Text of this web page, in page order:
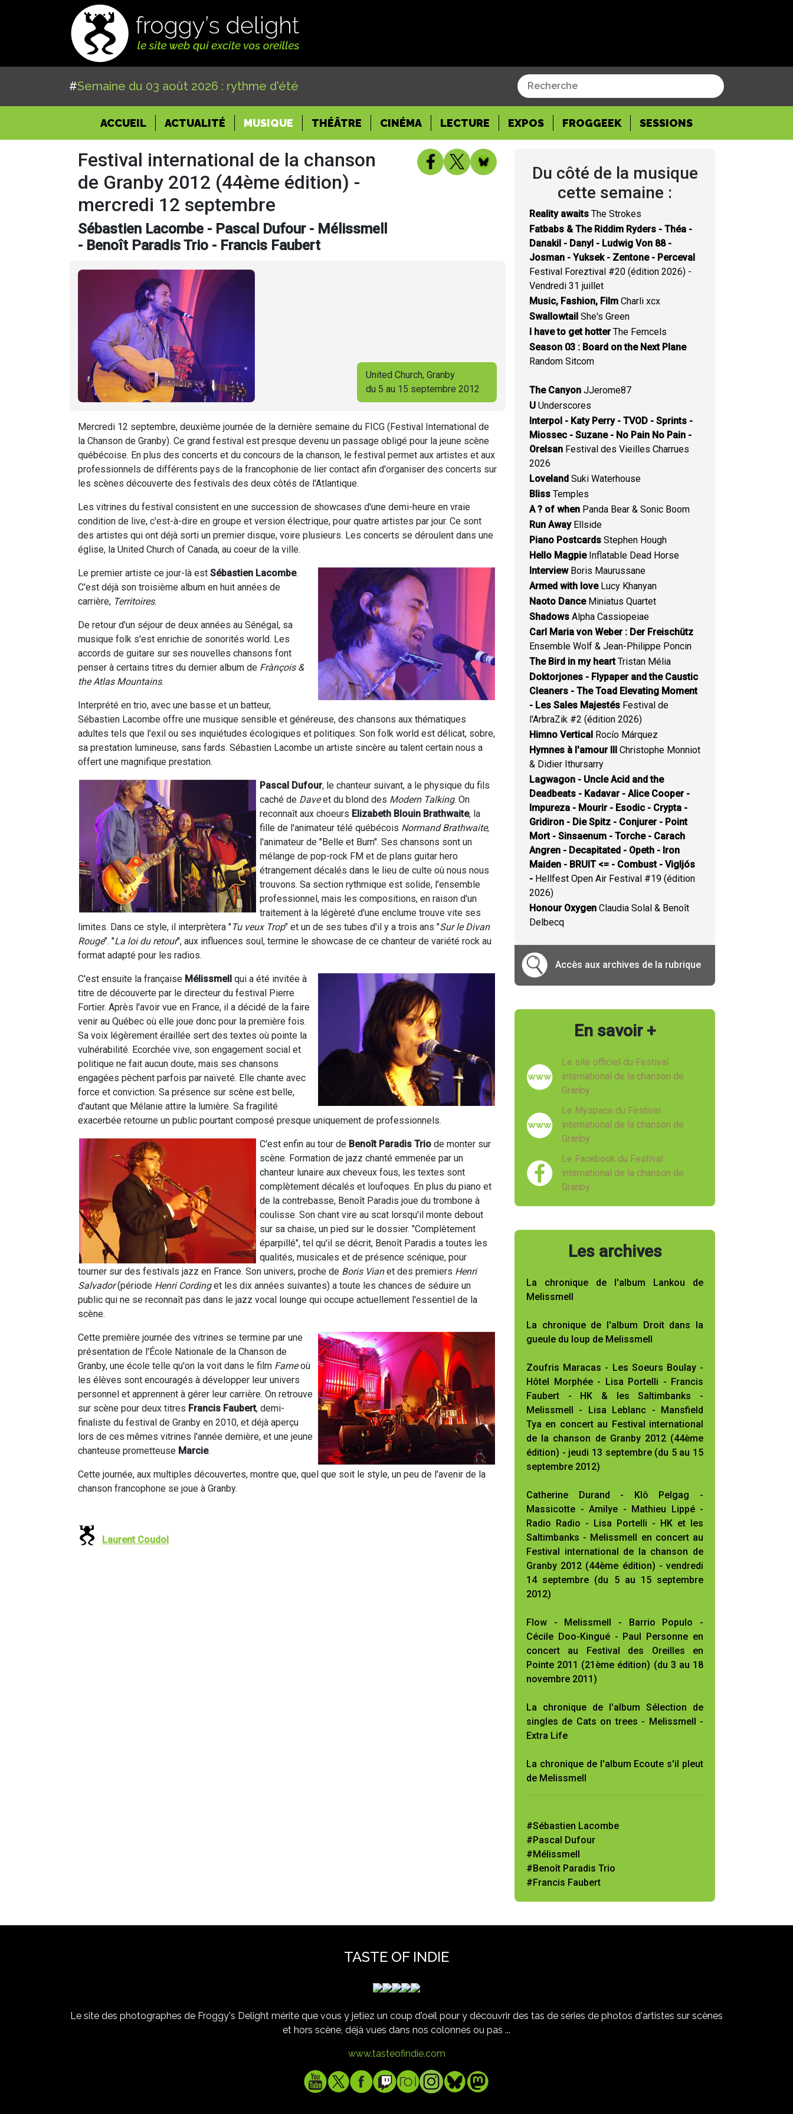
#Semaine du 03 août 2026 : rythme d'été
ACCUEIL(CURRENT)
ACTUALITÉ MUSIQUE THÉÂTRE CINÉMA LECTURE EXPOS FROGGEEK SESSIONS
Festival international de la chanson
de Granby 2012 (44ème édition) -
mercredi 12 septembre
Sébastien Lacombe - Pascal Dufour - Mélissmell
- Benoît Paradis Trio - Francis Faubert
United Church, Granby
du 5 au 15 septembre 2012
Mercredi 12 septembre, deuxième journée de la dernière semaine du FICG (Festival International de
la Chanson de Granby). Ce grand festival est presque devenu un passage obligé pour la jeune scène
québécoise. En plus des concerts et du concours de la chanson, le festival permet aux artistes et aux
professionnels de différents pays de la francophonie de lier contact afin d'organiser des concerts sur
les scènes découverte des festivals des deux côtés de l'Atlantique.
Les vitrines du festival consistent en une succession de showcases d'une demi-heure en vraie
condition de live, c'est-à-dire en groupe et version électrique, pour quatre artistes par jour. Ce sont
des artistes qui ont déjà sorti un premier disque, voire plusieurs. Les concerts se déroulent dans une
église, la United Church of Canada, au coeur de la ville.
Le premier artiste ce jour-là est Sébastien Lacombe.
C'est déjà son troisième album en huit années de
carrière, Territoires.
De retour d'un séjour de deux années au Sénégal, sa
musique folk s'est enrichie de sonorités world. Les
accords de guitare sur ses nouvelles chansons font
penser à certains titres du dernier album de Frànçois &
the Atlas Mountains.
Interprété en trio, avec une basse et un batteur,
Sébastien Lacombe offre une musique sensible et généreuse, des chansons aux thématiques
adultes tels que l'exil ou ses inquiétudes écologiques et politiques. Son folk world est délicat, sobre,
sa prestation lumineuse, sans fards. Sébastien Lacombe un artiste sincère au talent certain nous a
offert une magnifique prestation.
Pascal Dufour, le chanteur suivant, a le physique du fils
caché de Daveet du blond des Modern Talking. On
reconnaît aux choeurs Elizabeth Blouin Brathwaite, la
fille de l'animateur télé québécois Normand Brathwaite,
l'animateur de "Belle et Bum". Ses chansons sont un
mélange de pop-rock FM et de plans guitar hero
étrangement décalés dans le lieu de culte où nous nous
trouvons. Sa section rythmique est solide, l'ensemble
professionnel, mais les compositions, en raison d'un
traitement à la légèreté d'une enclume trouve vite ses
limites. Dans ce style, il interprètera "Tu veux Trop" et un de ses tubes d'il y a trois ans "Sur le Divan
Rouge". "La loi du retour", aux influences soul, termine le showcase de ce chanteur de variété rock au
format adapté pour les radios.
C'est ensuite la française Mélissmell qui a été invitée à
titre de découverte par le directeur du festival Pierre
Fortier. Après l'avoir vue en France, il a décidé de la faire
venir au Québec où elle joue donc pour la première fois.
Sa voix légèrement éraillée sert des textes où pointe la
vulnérabilité. Ecorchée vive, son engagement social et
politique ne fait aucun doute, mais ses chansons
engagées pèchent parfois par naïveté. Elle chante avec
force et conviction. Sa présence sur scène est belle,
d'autant que Mélanie attire la lumière. Sa fragilité
exacerbée retourne un public pourtant composé presque uniquement de professionnels.
C'est enfin au tour de Benoît Paradis Trio de monter sur
scène. Formation de jazz chanté emmenée par un
chanteur lunaire aux cheveux fous, les textes sont
complètement décalés et loufoques. En plus du piano et
de la contrebasse, Benoît Paradis joue du trombone à
coulisse. Son chant vire au scat lorsqu'il monte debout
sur sa chaise, un pied sur le dossier. "Complètement
éparpillé", tel qu'il se décrit, Benoît Paradis a toutes les
qualités, musicales et de présence scénique, pour
tourner sur des festivals jazz en France. Son univers, proche de Boris Vianet des premiers Henri
Salvador(période Henri Cordinget les dix années suivantes) a toute les chances de séduire un
public qui ne se reconnaît pas dans le jazz vocal lounge qui occupe actuellement l'essentiel de la
scène.
Cette première journée des vitrines se termine par une
présentation de l'École Nationale de la Chanson de
Granby, une école telle qu'on la voit dans le film Fameoù
les élèves sont encouragés à développer leur univers
personnel et apprennent à gérer leur carrière. On retrouve
sur scène pour deux titres Francis Faubert, demi-
finaliste du festival de Granby en 2010, et déjà aperçu
lors de ces mêmes vitrines l'année dernière, et une jeune
chanteuse prometteuse Marcie.
Cette journée, aux multiples découvertes, montre que, quel que soit le style, un peu de l'avenir de la
chanson francophone se joue à Granby.
Laurent Coudol
Du côté de la musique
cette semaine :
Reality awaits The Strokes
Fatbabs & The Riddim Ryders - Théa -
Danakil - Danyl - Ludwig Von 88 -
Josman - Yuksek - Zentone - Perceval
Festival Foreztival #20 (édition 2026) -
Vendredi 31 juillet
Music, Fashion, Film Charli xcx
Swallowtail She's Green
I have to get hotterThe Femcels
Season 03 : Board on the Next Plane
Random Sitcom
The Canyon JJerome87
U Underscores
Interpol - Katy Perry - TVOD - Sprints -
Miossec - Suzane - No Pain No Pain -
Orelsan Festival des Vieilles Charrues
2026
Loveland Suki Waterhouse
Bliss Temples
A ? of when Panda Bear & Sonic Boom
Run AwayEllside
Piano Postcards Stephen Hough
Hello MagpieInflatable Dead Horse
InterviewBoris Maurussane
Armed with loveLucy Khanyan
Naoto DanceMiniatus Quartet
Shadows Alpha Cassiopeiae
Carl Maria von Weber : Der Freischütz
Ensemble Wolf & Jean-Philippe Poncin
The Bird in my heartTristan Mélia
Doktorjones - Flypaper and the Caustic
Cleaners - The Toad Elevating Moment
- Les Sales Majestés Festival de
l'ArbraZik #2 (édition 2026)
Himno Vertical Rocío Márquez
Hymnes à l'amour III Christophe Monniot
& Didier Ithursarry
Lagwagon - Uncle Acid and the
Deadbeats - Kadavar - Alice Cooper -
Impureza - Mourir - Esodic - Crypta -
Gridiron - Die Spitz - Conjurer - Point
Mort - Sinsaenum - Torche - Carach
Angren - Decapitated - Opeth - Iron
Maiden - BRUIT <= - Combust - Vigljós
- Hellfest Open Air Festival #19 (édition
2026)
Honour Oxygen Claudia Solal & Benoît
Delbecq
Accès aux archives de la rubrique
En savoir +
Le site officiel du Festival
international de la chanson de
Granby
Le Myspace du Festival
international de la chanson de
Granby
Le Facebook du Festival
international de la chanson de
Granby
Les archives
La chronique de l'album Lankou de
Melissmell
La chronique de l'album Droit dans la
gueule du loup de Melissmell
Zoufris Maracas - Les Soeurs Boulay -
Hôtel Morphée - Lisa Portelli - Francis
Faubert - HK & les Saltimbanks -
Melissmell - Lisa Leblanc - Mansfield
Tya en concert au Festival international
de la chanson de Granby 2012 (44ème
édition) - jeudi 13 septembre (du 5 au 15
septembre 2012)
Catherine Durand - Klô Pelgag -
Massicotte - Amilye - Mathieu Lippé -
Radio Radio - Lisa Portelli - HK et les
Saltimbanks - Melissmell en concert au
Festival international de la chanson de
Granby 2012 (44ème édition) - vendredi
14 septembre (du 5 au 15 septembre
2012)
Flow - Melissmell - Barrio Populo -
Cécile Doo-Kingué - Paul Personne en
concert au Festival des Oreilles en
Pointe 2011 (21ème édition) (du 3 au 18
novembre 2011)
La chronique de l'album Sélection de
singles de Cats on trees - Melissmell -
Extra Life
La chronique de l'album Ecoute s'il pleut
de Melissmell
#Sébastien Lacombe
#Pascal Dufour
#Mélissmell
#Benoît Paradis Trio
#Francis Faubert
TASTE OF INDIE
Le site des photographes de Froggy's Delight mérite que vous y jetiez un coup d'oeil pour y découvrir des tas de séries de photos d'artistes sur scènes
et hors scène, déjà vues dans nos colonnes ou pas ...
www.tasteofindie.com